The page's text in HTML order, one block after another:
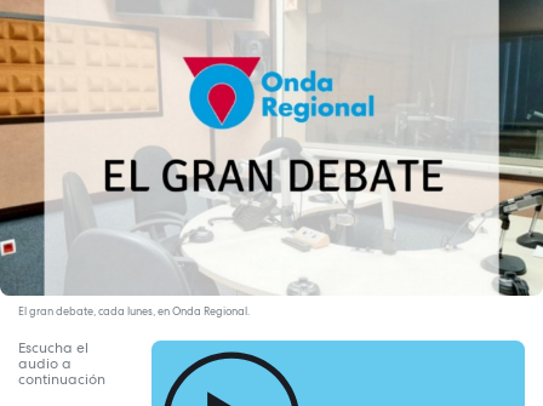
El gran debate, cada lunes, en Onda Regional.
Escucha el
audio a
continuación